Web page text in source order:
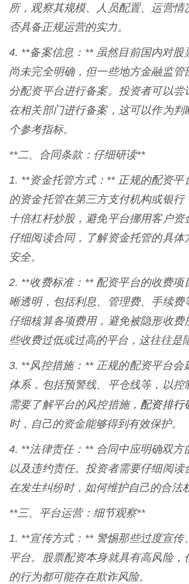
所，观察其规模、人员配置、运营情
否具备正规运营的实力。
4. **备案信息：** 虽然目前国内对股
尚未完全明确，但一些地方金融监管
分配资平台进行备案。投资者可以尝
在相关部门进行备案，这可以作为判
个参考指标。
**二、合同条款：仔细研读**
1. **资金托管方式：** 正规的配资平
的资金托管在第三方支付机构或银行
十倍杠杆炒股，避免平台挪用客户资
仔细阅读合同，了解资金托管的具体
安全。
2. **收费标准：** 配资平台的收费项
晰透明，包括利息、管理费、手续费
仔细核算各项费用，避免被隐形收费
些收费过低或过高的平台，这往往是
3. **风控措施：** 正规的配资平台会
体系，包括预警线、平仓线等，以控
需要了解平台的风控措施， 配资排行
时，自己的资金能够得到有效保护。
4. **法律责任：** 合同中应明确双方
以及违约责任。投资者需要仔细阅读
在发生纠纷时，如何维护自己的合法
**三、平台运营：细节观察**
1. **宣传方式：** 警惕那些过度宣传
平台。股票配资本身就具有高风险，
的行为都可能存在欺诈风险。